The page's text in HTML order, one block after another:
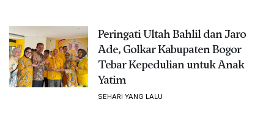
Peringati Ultah Bahlil dan Jaro
Ade, Golkar Kabupaten Bogor
Tebar Kepedulian untuk Anak
Yatim
SEHARI YANG LALU